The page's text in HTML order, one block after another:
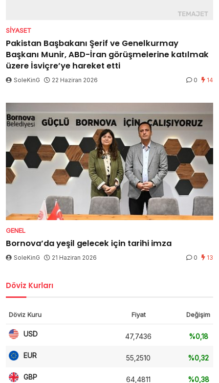
SIYASET
Pakistan Başbakanı Şerif ve Genelkurmay
Başkanı Munir, ABD-İran görüşmelerine katılmak
üzere İsviçre’ye hareket etti
SoleKinG 22 Haziran 2026 0 14
GENEL
Bornova’da yeşil gelecek için tarihi imza
SoleKinG 21 Haziran 2026 0 13
Döviz Kurları
Döviz Kuru Fiyat Değişim
USD 47,7436 %0,18
EUR 55,2510 %0,32
GBP 64,4811 %0,38